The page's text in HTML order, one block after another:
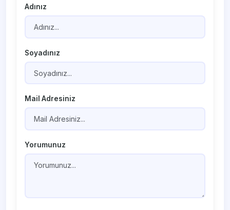
Adınız
Soyadınız
Mail Adresiniz
Yorumunuz